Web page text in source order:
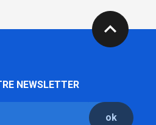
expand_less
NEWSLETTER
ok